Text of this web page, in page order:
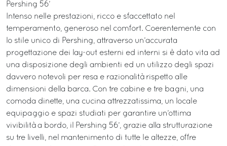
Pershing 56’
Intenso nelle prestazioni, ricco e sfaccettato nel
temperamento, generoso nel comfort. Coerentemente con
lo stile unico di Pershing, attraverso un’accurata
progettazione dei lay-out esterni ed interni si è dato vita ad
una disposizione degli ambienti ed un utilizzo degli spazi
davvero notevoli per resa e razionalità rispetto alle
dimensioni della barca. Con tre cabine e tre bagni, una
comoda dinette, una cucina attrezzatissima, un locale
equipaggio e spazi studiati per garantire un’ottima
vivibilità a bordo, il Pershing 56’, grazie alla strutturazione
su tre livelli, nel mantenimento di tutte le altezze, offre